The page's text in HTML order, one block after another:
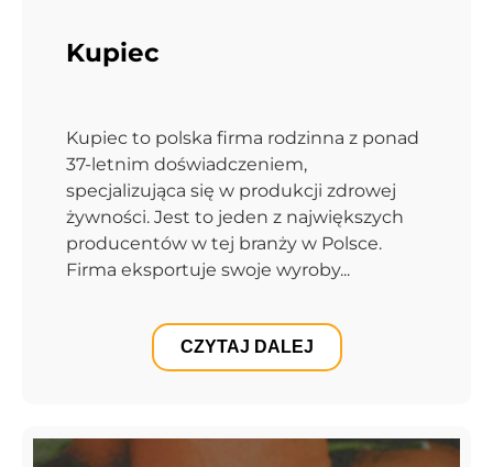
CZYTAJ DALEJ
Kupiec
Kupiec to polska firma rodzinna z ponad
37-letnim doświadczeniem,
specjalizująca się w produkcji zdrowej
żywności. Jest to jeden z największych
producentów w tej branży w Polsce.
Firma eksportuje swoje wyroby...